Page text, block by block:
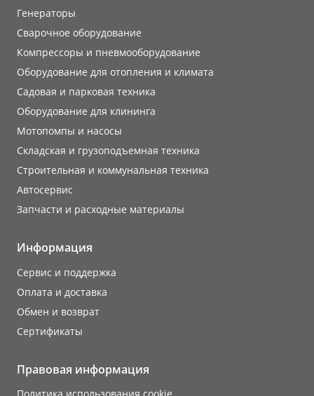
Генераторы
Сварочное оборудование
Компрессоры и пневмооборудование
Оборудование для отопления и климата
Садовая и парковая техника
Оборудование для клининга
Мотопомпы и насосы
Складская и грузоподъемная техника
Строительная и коммунальная техника
Автосервис
Запчасти и расходные материалы
Информация
Сервис и поддержка
Оплата и доставка
Обмен и возврат
Сертификаты
Правовая информация